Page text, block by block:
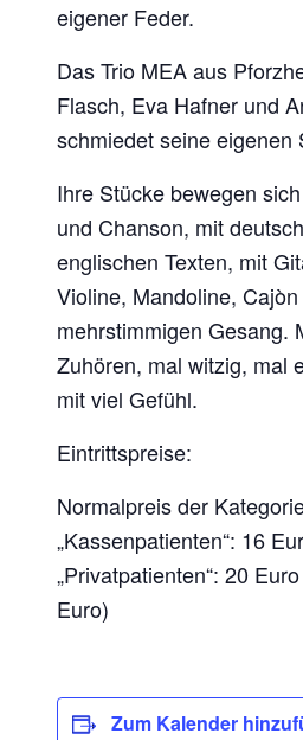
eigener Feder.
Das Trio MEA aus
Flasch, Eva Hafner und
schmiedet seine eigenen
Ihre Stücke bewegen
und Chanson, mit
englischen Texten, mit
Violine, Mandoline,
mehrstimmigen Gesang.
Zuhören, mal witzig, mal
mit viel Gefühl.
Eintrittspreise:
Normalpreis der
„Kassenpatienten“: 16
„Privatpatienten“: 20
Euro)
Zum Kalender